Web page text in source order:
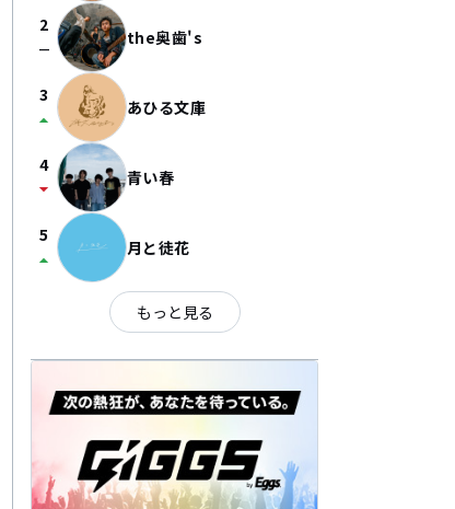
2
check_indeterminate_small the奥歯's
3
arrow_drop_up あひる文庫
4
arrow_drop_down 青い春
5
arrow_drop_up 月と徒花
もっと見る